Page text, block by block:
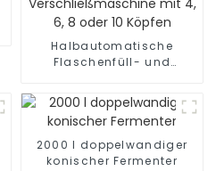
Halbautomatische
Flaschenfüll- und
4, 6, 8 oder 10 Köpfen
2000 l doppelwandiger
konischer Fermenter